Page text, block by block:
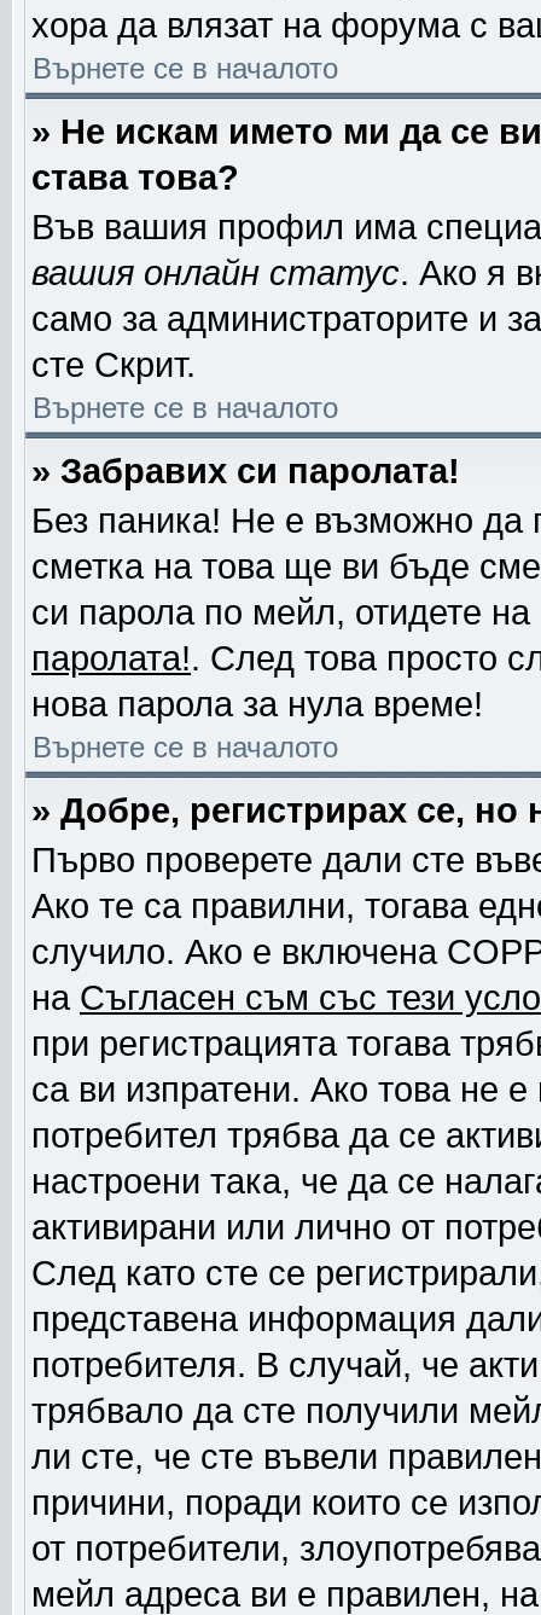
хора да влязат на форума с
Върнете се в началото
» Не искам името ми да се
става това?
Във вашия профил има
вашия онлайн статус. Ако я
само за администраторите и
сте Скрит.
Върнете се в началото
» Забравих си паролата!
Без паника! Не е възможно да
сметка на това ще ви бъде
си парола по мейл, отидете
паролата!. След това просто
нова парола за нула време!
Върнете се в началото
» Добре, регистрирах се, но
Първо проверете дали сте
Ако те са правилни, тогава
случило. Ако е включена
на Съгласен съм със тези
при регистрацията тогава
са ви изпратени. Ако това не
потребител трябва да се
настроени така, че да се
активирани или лично от
След като сте се
представена информация
потребителя. В случай, че
трябвало да сте получили
ли сте, че сте въвели
причини, поради които се
от потребители,
мейл адреса ви е правилен,